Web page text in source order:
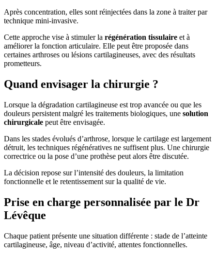
Après concentration, elles sont réinjectées dans la zone à traiter par
technique mini-invasive.
Cette approche vise à stimuler la régénération tissulaire et à
améliorer la fonction articulaire. Elle peut être proposée dans
certaines arthroses ou lésions cartilagineuses, avec des résultats
prometteurs.
Quand envisager la chirurgie ?
Lorsque la dégradation cartilagineuse est trop avancée ou que les
douleurs persistent malgré les traitements biologiques, une solution
chirurgicale peut être envisagée.
Dans les stades évolués d’arthrose, lorsque le cartilage est largement
détruit, les techniques régénératives ne suffisent plus. Une chirurgie
correctrice ou la pose d’une prothèse peut alors être discutée.
La décision repose sur l’intensité des douleurs, la limitation
fonctionnelle et le retentissement sur la qualité de vie.
Prise en charge personnalisée par le Dr
Lévêque
Chaque patient présente une situation différente : stade de l’atteinte
cartilagineuse, âge, niveau d’activité, attentes fonctionnelles.